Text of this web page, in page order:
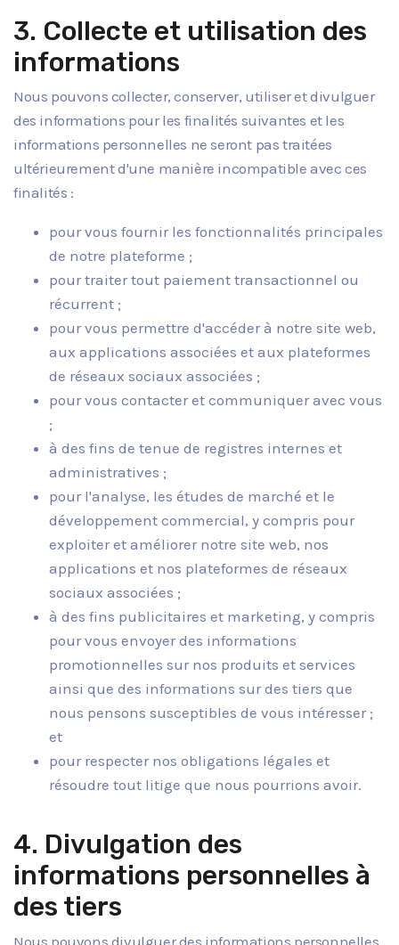
3. Collecte et utilisation des
informations
Nous pouvons collecter, conserver, utiliser et divulguer
des informations pour les finalités suivantes et les
informations personnelles ne seront pas traitées
ultérieurement d'une manière incompatible avec ces
finalités :
pour vous fournir les fonctionnalités principales
de notre plateforme ;
pour traiter tout paiement transactionnel ou
récurrent ;
pour vous permettre d'accéder à notre site web,
aux applications associées et aux plateformes
de réseaux sociaux associées ;
pour vous contacter et communiquer avec vous
;
à des fins de tenue de registres internes et
administratives ;
pour l'analyse, les études de marché et le
développement commercial, y compris pour
exploiter et améliorer notre site web, nos
applications et nos plateformes de réseaux
sociaux associées ;
à des fins publicitaires et marketing, y compris
pour vous envoyer des informations
promotionnelles sur nos produits et services
ainsi que des informations sur des tiers que
nous pensons susceptibles de vous intéresser ;
et
pour respecter nos obligations légales et
résoudre tout litige que nous pourrions avoir.
4. Divulgation des
informations personnelles à
des tiers
Nous pouvons divulguer des informations personnelles